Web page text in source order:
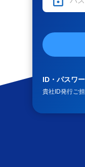
ID・パスワ
貴社ID発行ご